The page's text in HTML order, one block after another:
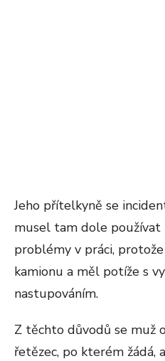
Jeho přítelkyně se
musel tam dole používat
problémy v práci,
kamionu a měl potíže s
nastupováním.
Z těchto důvodů se muž
řetězec, po kterém žádá,